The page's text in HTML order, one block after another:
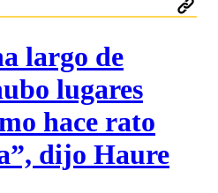
largo de
lugares
hace rato
dijo Haure